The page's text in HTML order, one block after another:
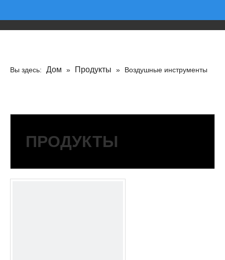
Вы здесь: Дом » Продукты » Воздушные инструменты
ПРОДУКТЫ